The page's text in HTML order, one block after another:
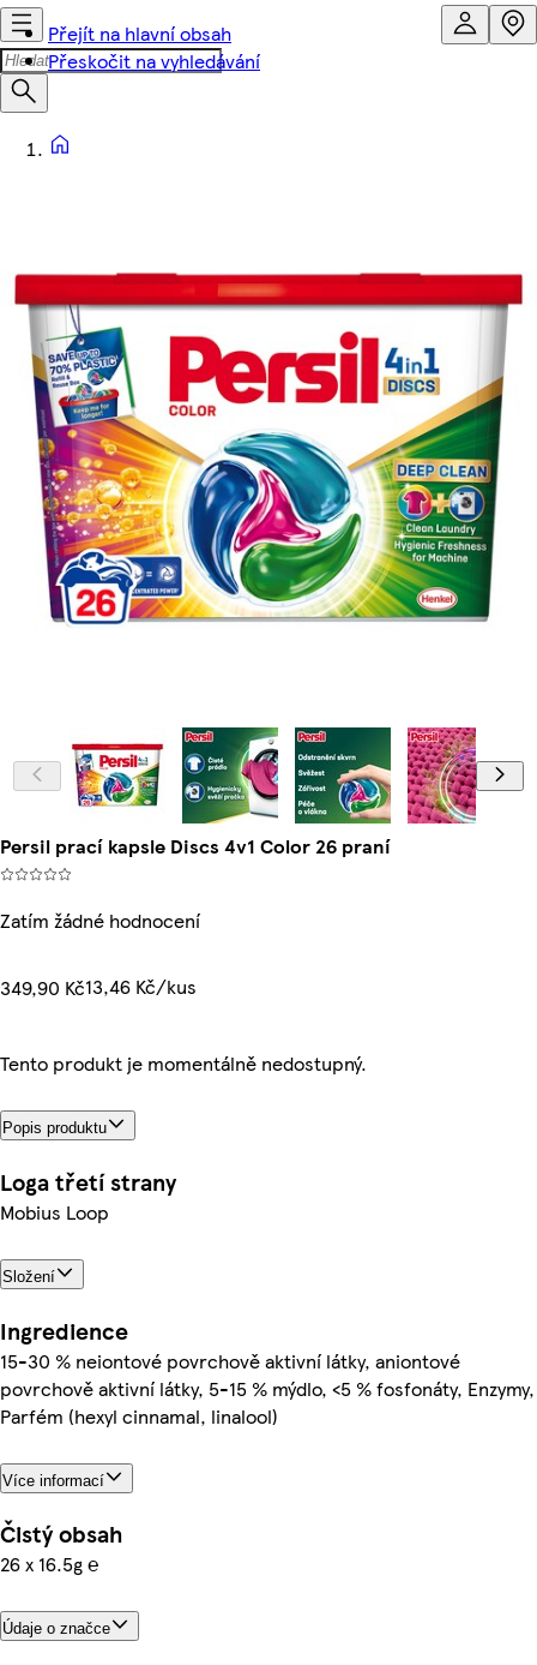
Přejít na hlavní obsah
Přeskočit na vyhledávání
Persil prací kapsle Discs 4v1 Color 26 praní
Zatím žádné hodnocení
349,90 Kč13,46 Kč/kus
Tento produkt je momentálně nedostupný.
Popis produktu
Loga třetí strany
Mobius Loop
Složení
Ingredience
15-30 % neiontové povrchově aktivní látky, aniontové
povrchově aktivní látky, 5-15 % mýdlo, <5 % fosfonáty, Enzymy,
Parfém (hexyl cinnamal, linalool)
Více informací
Čistý obsah
26 x 16.5g ℮
Údaje o značce